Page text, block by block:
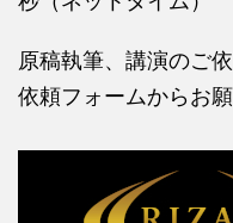
原稿執筆、講演のご
依頼フォームからお願